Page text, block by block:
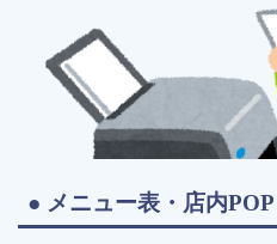
● メニュー表・店内POP